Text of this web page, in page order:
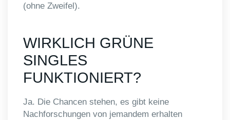
(ohne Zweifel).
WIRKLICH GRÜNE
SINGLES
FUNKTIONIERT?
Ja. Die Chancen stehen, es gibt keine
Nachforschungen von jemandem erhalten